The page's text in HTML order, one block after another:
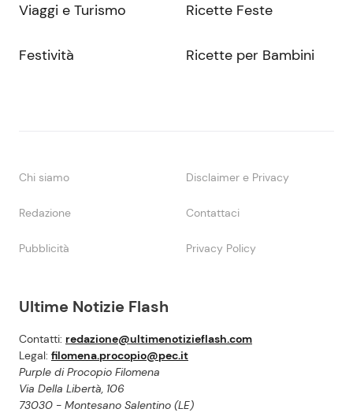
Ultime Notizie Flash
Contatti: redazione@ultimenotizieflash.com
Legal: filomena.procopio@pec.it
Purple di Procopio Filomena
Via Della Libertà, 106
73030 - Montesano Salentino (LE)
Viaggi e Turismo
Festività
Ricette Feste
Ricette per Bambini
Chi siamo Disclaimer e Privacy
Redazione Contattaci
Pubblicità Privacy Policy